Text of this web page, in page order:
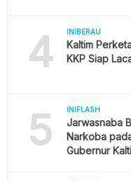
4 INIBERAU
Kaltim
KKP Siap
5 INIFLASH
Jarwasnaba
Narkoba
Gubernur